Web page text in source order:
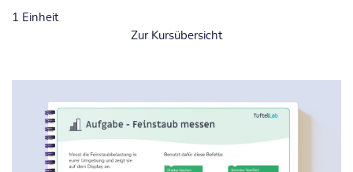
1 Einheit
Zur Kursübersicht